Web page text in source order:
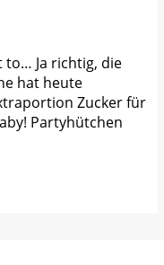
to… Ja richtig, die
hat heute
Zucker für
Partyhütchen